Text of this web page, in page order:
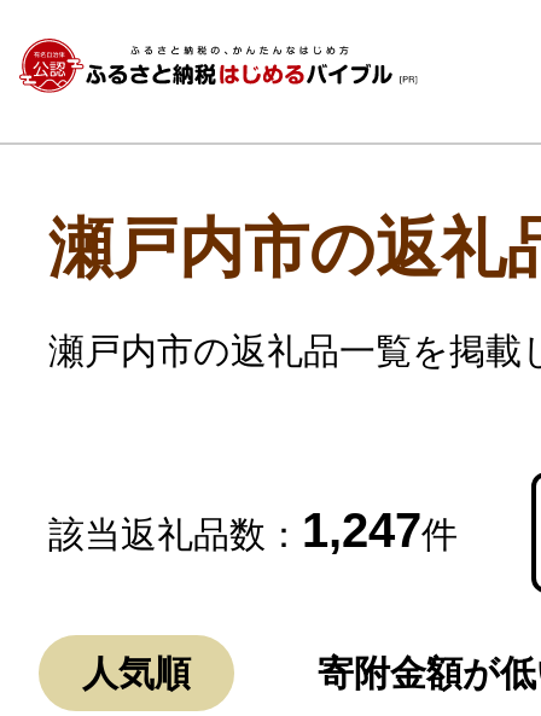
瀬戸内市の返礼
瀬戸内市の返礼品一覧を掲載
該当返礼品数： 1,247件
人気順 寄附金額が